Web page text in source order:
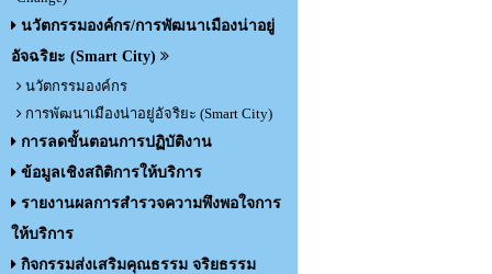
นวัตกรรมองค์กร/การพัฒนาเมืองน่าอยู่
อัจฉริยะ (Smart City)
นวัตกรรมองค์กร
การพัฒนาเมืองน่าอยู่อัจริยะ (Smart City)
การลดขั้นตอนการปฏิบัติงาน
ข้อมูลเชิงสถิติการให้บริการ
รายงานผลการสำรวจความพึงพอใจการ
ให้บริการ
กิจกรรมส่งเสริมคุณธรรม จริยธรรม